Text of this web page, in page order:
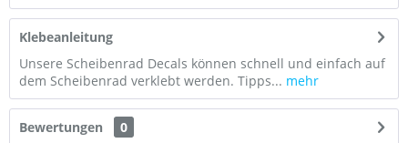
Klebeanleitung
Unsere Scheibenrad Decals können schnell und einfach auf
dem Scheibenrad verklebt werden. Tipps... mehr
Bewertungen
0